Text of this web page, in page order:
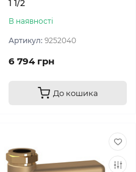
1 1/2
В наявності
Артикул: 9252040
6 794 грн
До кошика